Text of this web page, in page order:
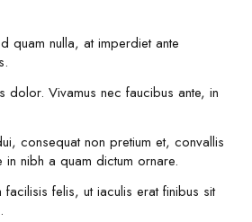
quam nulla, at imperdiet ante
dolor. Vivamus nec faucibus ante, in
consequat non pretium et, convallis
in nibh a quam dictum ornare.
facilisis felis, ut iaculis erat finibus sit